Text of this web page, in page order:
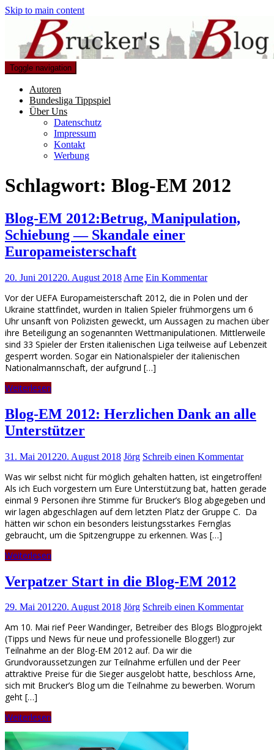
Skip to main content
Toggle navigation
Autoren
Bundesliga Tippspiel
Über Uns
Datenschutz
Impressum
Kontakt
Werbung
Schlagwort: Blog-EM 2012
Blog-EM 2012:Betrug, Manipulation,
Schiebung — Skandale einer
Europameisterschaft
20. Juni 201220. August 2018 Arne Ein Kommentar
Vor der UEFA Europameisterschaft 2012, die in Polen und der
Ukraine stattfindet, wurden in Italien Spieler frühmorgens um 6
Uhr unsanft von Polizisten geweckt, um Aussagen zu machen über
ihre Beteiligung an sogenannten Wettmanipulationen. Mittlerweile
sind 33 Spieler der Ersten italienischen Liga teilweise auf Lebenzeit
gesperrt worden. Sogar ein Nationalspieler der italienischen
Nationalmannschaft, der aufgrund […]
Weiterlesen
Blog-EM 2012: Herzlichen Dank an alle
Unterstützer
31. Mai 201220. August 2018 Jörg Schreib einen Kommentar
Was wir selbst nicht für möglich gehalten hatten, ist eingetroffen!
Als ich Euch vorgestern um Eure Unterstützung bat, hatten gerade
einmal 9 Personen ihre Stimme für Brucker’s Blog abgegeben und
wir lagen abgeschlagen auf dem letzten Platz der Gruppe C. Da
hätten wir schon ein besonders leistungsstarkes Fernglas
gebraucht, um die Spitzengruppe zu erkennen. Was […]
Weiterlesen
Verpatzer Start in die Blog-EM 2012
29. Mai 201220. August 2018 Jörg Schreib einen Kommentar
Am 10. Mai rief Peer Wandinger, Betreiber des Blogs Blogprojekt
(Tipps und News für neue und professionelle Blogger!) zur
Teilnahme an der Blog-EM 2012 auf. Da wir die
Grundvoraussetzungen zur Teilnahme erfüllen und der Peer
attraktive Preise für die Sieger ausgelobt hatte, beschloss Arne,
sich mit Brucker’s Blog um die Teilnahme zu bewerben. Worum
geht […]
Weiterlesen